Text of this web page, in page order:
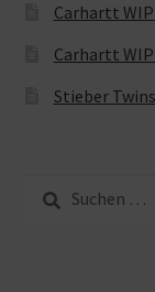
Carhartt WIP
Carhartt WIP
Stieber
nach: